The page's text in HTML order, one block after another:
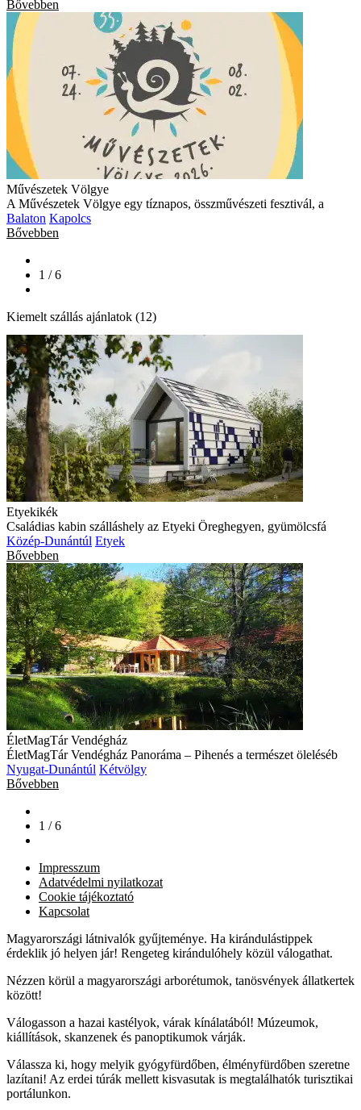
Bővebben
Művészetek Völgye
A Művészetek Völgye egy tíznapos, összművészeti fesztivál, a
Balaton Kapolcs
Bővebben
1 / 6
Kiemelt szállás ajánlatok (12)
Etyekikék
Családias kabin szálláshely az Etyeki Öreghegyen, gyümölcsfá
Közép-Dunántúl Etyek
Bővebben
ÉletMagTár Vendégház
ÉletMagTár Vendégház Panoráma – Pihenés a természet öleléséb
Nyugat-Dunántúl Kétvölgy
Bővebben
1 / 6
Impresszum
Adatvédelmi nyilatkozat
Cookie tájékoztató
Kapcsolat
Magyarországi látnivalók gyűjteménye. Ha kirándulástippek
érdeklik jó helyen jár! Rengeteg kirándulóhely közül válogathat.
Nézzen körül a magyarországi arborétumok, tanösvények állatkertek
között!
Válogasson a hazai kastélyok, várak kínálatából! Múzeumok,
kiállítások, skanzenek és panoptikumok várják.
Válassza ki, hogy melyik gyógyfürdőben, élményfürdőben szeretne
lazítani! Az erdei túrák mellett kisvasutak is megtalálhatók turisztikai
portálunkon.